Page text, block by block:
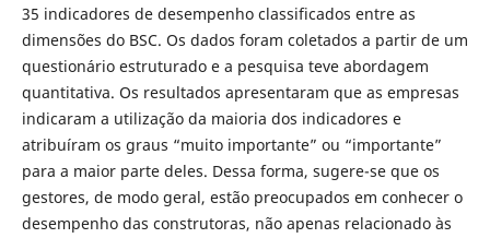
35 indicadores de desempenho classificados entre as
dimensões do BSC. Os dados foram coletados a partir de um
questionário estruturado e a pesquisa teve abordagem
quantitativa. Os resultados apresentaram que as empresas
indicaram a utilização da maioria dos indicadores e
atribuíram os graus “muito importante” ou “importante”
para a maior parte deles. Dessa forma, sugere-se que os
gestores, de modo geral, estão preocupados em conhecer o
desempenho das construtoras, não apenas relacionado às